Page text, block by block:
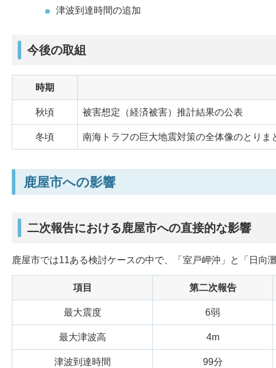
津波到達時間の追加
今後の取組
時期
秋頃 被害想定（経済被害）推計結果の公表
冬頃 南海トラフの巨大地震対策の全体像のとりま
鹿屋市への影響
二次報告における鹿屋市への直接的な影響
鹿屋市では11ある検討ケースの中で、「室戸岬沖」と「日向
項目 第二次報告
最大震度 6弱
最大津波高 4m
津波到達時間 99分